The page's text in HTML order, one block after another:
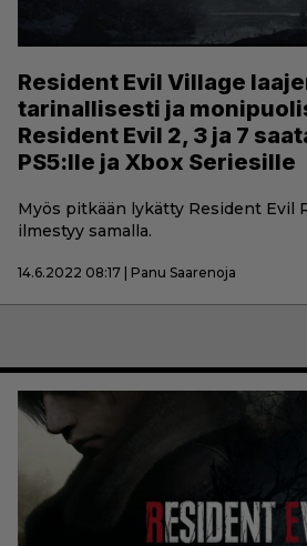
Resident Evil Village
tarinallisesti ja
Resident Evil 2, 3 ja 7
PS5:lle ja Xbox Seriesille
Myös pitkään lykätty Resident Evil
ilmestyy samalla.
14.6.2022 08:17 | Panu Saarenoja